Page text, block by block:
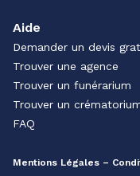
Aide
Demander un devis
Trouver une agence
Trouver un funérarium
Trouver un
FAQ
Mentions Légales –